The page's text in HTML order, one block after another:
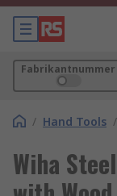
Fabrikantnummer
/ Hand Tools /
Wiha